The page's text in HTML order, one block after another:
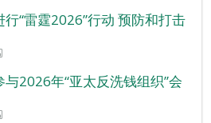
“雷霆2026”行动 预防和打击
2026年“亚太反洗钱组织”会